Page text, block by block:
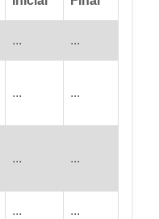
... ...
... ...
... ...
... ...